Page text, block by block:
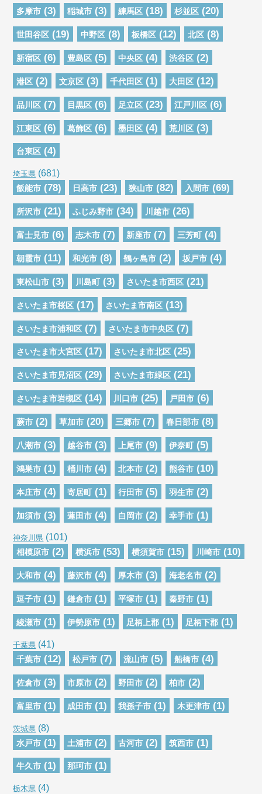
多摩市 (3) 稲城市 (3) 練馬区 (18) 杉並区 (20)
世田谷区 (19) 中野区 (8) 板橋区 (12) 北区 (8)
新宿区 (6) 豊島区 (5) 中央区 (4) 渋谷区 (2)
港区 (2) 文京区 (3) 千代田区 (1) 大田区 (12)
品川区 (7) 目黒区 (6) 足立区 (23) 江戸川区 (6)
江東区 (6) 葛飾区 (6) 墨田区 (4) 荒川区 (3)
台東区 (4)
埼玉県 (681)
飯能市 (78) 日高市 (23) 狭山市 (82) 入間市 (69)
所沢市 (21) ふじみ野市 (34) 川越市 (26)
富士見市 (6) 志木市 (7) 新座市 (7) 三芳町 (4)
朝霞市 (11) 和光市 (8) 鶴ヶ島市 (2) 坂戸市 (4)
東松山市 (3) 川島町 (3) さいたま市西区 (21)
さいたま市桜区 (17) さいたま市南区 (13)
さいたま市浦和区 (7) さいたま市中央区 (7)
さいたま市大宮区 (17) さいたま市北区 (25)
さいたま市見沼区 (29) さいたま市緑区 (21)
さいたま市岩槻区 (14) 川口市 (25) 戸田市 (6)
蕨市 (2) 草加市 (20) 三郷市 (7) 春日部市 (8)
八潮市 (3) 越谷市 (3) 上尾市 (9) 伊奈町 (5)
鴻巣市 (1) 桶川市 (4) 北本市 (2) 熊谷市 (10)
本庄市 (4) 寄居町 (1) 行田市 (5) 羽生市 (2)
加須市 (3) 蓮田市 (4) 白岡市 (2) 幸手市 (1)
神奈川県 (101)
相模原市 (2) 横浜市 (53) 横須賀市 (15) 川崎市 (10)
大和市 (4) 藤沢市 (4) 厚木市 (3) 海老名市 (2)
逗子市 (1) 鎌倉市 (1) 平塚市 (1) 秦野市 (1)
綾瀬市 (1) 伊勢原市 (1) 足柄上郡 (1) 足柄下郡 (1)
千葉県 (41)
千葉市 (12) 松戸市 (7) 流山市 (5) 船橋市 (4)
佐倉市 (3) 市原市 (2) 野田市 (2) 柏市 (2)
富里市 (1) 成田市 (1) 我孫子市 (1) 木更津市 (1)
茨城県 (8)
水戸市 (1) 土浦市 (2) 古河市 (2) 筑西市 (1)
牛久市 (1) 那珂市 (1)
栃木県 (4)